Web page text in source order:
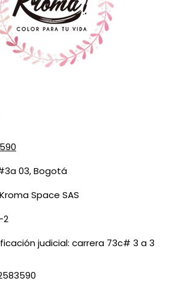
03, Bogotá
Space SAS
2
judicial: carrera 73c# 3 a 3